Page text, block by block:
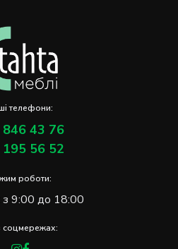
телефони:
43 76
56 52
роботи:
9:00 до 18:00
соцмережах: